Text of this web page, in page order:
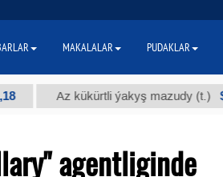
Az kükürtli ýakyş mazudy (t.) $300
agentliginde
MAKALALAR PUDAKLAR